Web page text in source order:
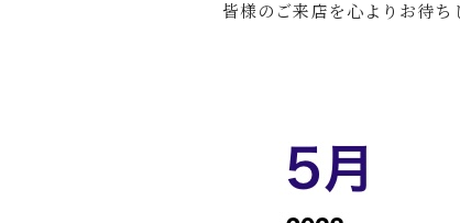
皆様のご来店を心よりお待